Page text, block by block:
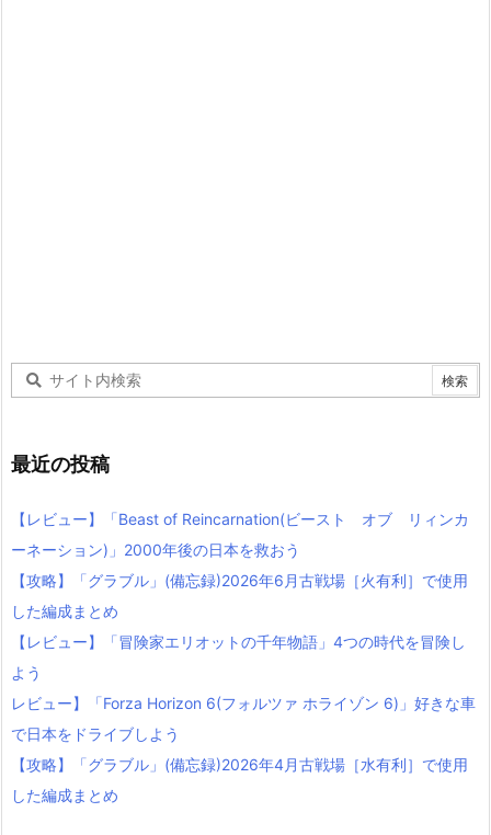
最近の投稿
【レビュー】「Beast of Reincarnation(ビースト オブ リィンカ
ーネーション)」2000年後の日本を救おう
【攻略】「グラブル」(備忘録)2026年6月古戦場［火有利］で使用
した編成まとめ
【レビュー】「冒険家エリオットの千年物語」4つの時代を冒険し
よう
レビュー】「Forza Horizon 6(フォルツァ ホライゾン 6)」好きな車
で日本をドライブしよう
【攻略】「グラブル」(備忘録)2026年4月古戦場［水有利］で使用
した編成まとめ